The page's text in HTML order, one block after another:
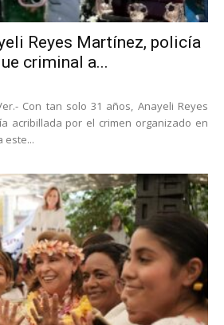
Reyes Martínez, policía
criminal a...
Con tan solo 31 años, Anayeli Reyes
acribillada por el crimen organizado en
este...